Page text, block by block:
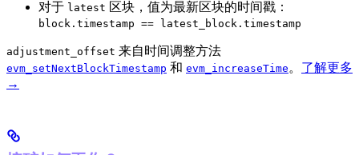
对于 latest 区块，值为最新区块的时间戳：
block.timestamp == latest_block.timestamp
adjustment_offset 来自时间调整方法
evm_setNextBlockTimestamp 和 evm_increaseTime 。 了解更多
→